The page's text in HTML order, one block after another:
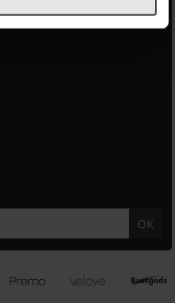
OK